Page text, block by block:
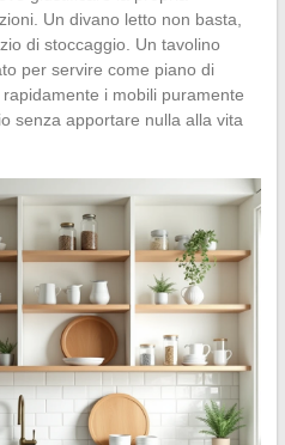
Un divano letto non basta,
di stoccaggio. Un tavolino
per servire come piano di
i mobili puramente
senza apportare nulla alla vita